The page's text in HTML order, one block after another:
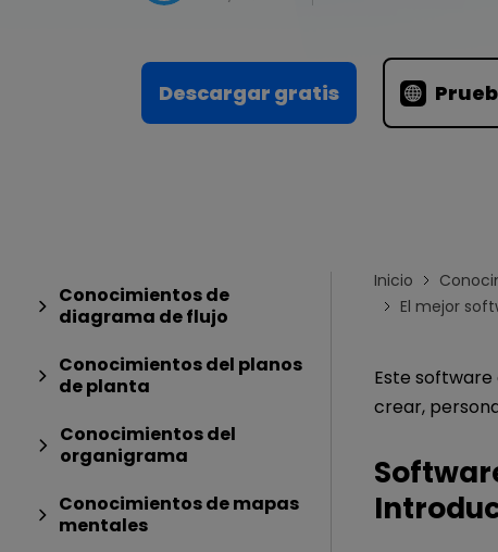
Descargar gratis
Conocimientos de
diagrama de flujo
Conocimientos del planos
de planta
Conocimientos del
organigrama
Conocimientos de mapas
mentales
Inicio
El mejor
Este software
crear,